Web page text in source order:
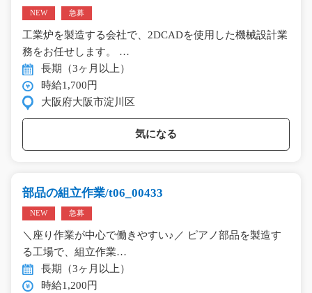
NEW 急募
工業炉を製造する会社で、2DCADを使用した機械設計業
務をお任せします。 …
長期（3ヶ月以上）
時給1,700円
大阪府大阪市淀川区
気になる
部品の組立作業/t06_00433
NEW 急募
＼座り作業が中心で働きやすい♪／ ピアノ部品を製造す
る工場で、組立作業…
長期（3ヶ月以上）
時給1,200円